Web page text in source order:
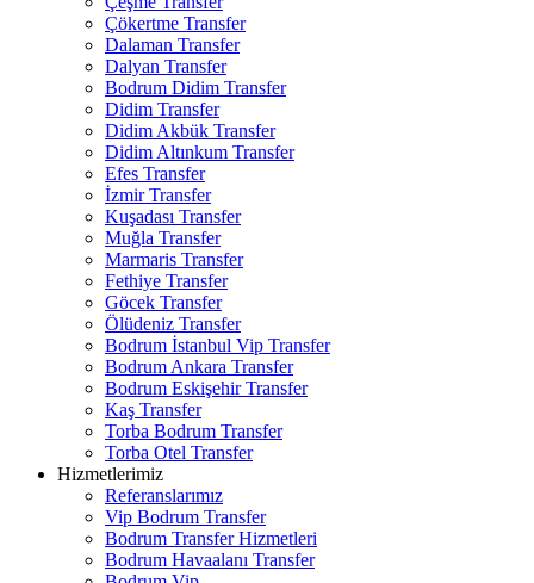
Çökertme Transfer
Dalaman Transfer
Dalyan Transfer
Bodrum Didim Transfer
Didim Transfer
Didim Akbük Transfer
Didim Altınkum Transfer
Efes Transfer
İzmir Transfer
Kuşadası Transfer
Muğla Transfer
Marmaris Transfer
Fethiye Transfer
Göcek Transfer
Ölüdeniz Transfer
Bodrum İstanbul Vip Transfer
Bodrum Ankara Transfer
Bodrum Eskişehir Transfer
Kaş Transfer
Torba Bodrum Transfer
Torba Otel Transfer
Hizmetlerimiz
Referanslarımız
Vip Bodrum Transfer
Bodrum Transfer Hizmetleri
Bodrum Havaalanı Transfer